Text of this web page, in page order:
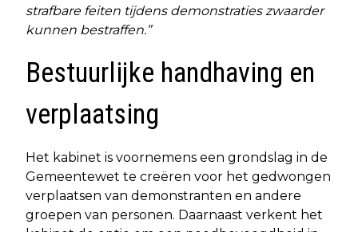
strafbare feiten tijdens demonstraties zwaarder
kunnen bestraffen.”
Bestuurlijke handhaving en
verplaatsing
Het kabinet is voornemens een grondslag in de
Gemeentewet te creëren voor het gedwongen
verplaatsen van demonstranten en andere
groepen van personen. Daarnaast verkent het